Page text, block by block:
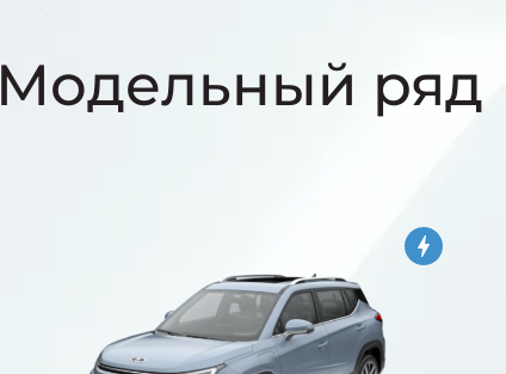
Модельный ряд